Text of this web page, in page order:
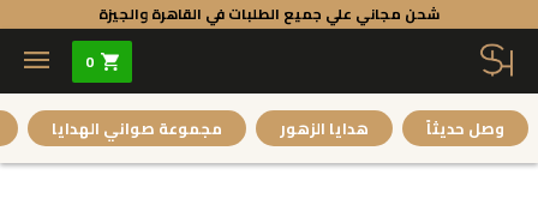
شحن مجاني علي جميع الطلبات في القاهرة والجيزة
0
وصل حديثاً هدايا الزهور مجموعة صواني الهدايا